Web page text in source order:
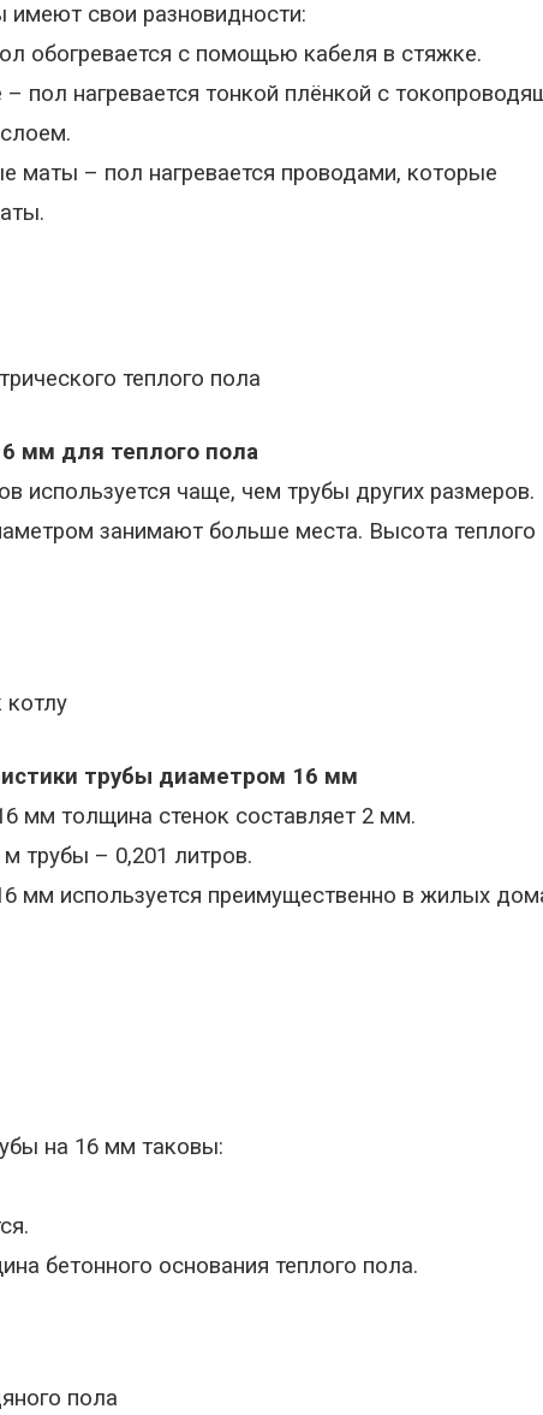
имеют свои разновидности:
обогревается с помощью кабеля в стяжке.
пол нагревается тонкой плёнкой с
маты – пол нагревается проводами, которые
теплого пола
мм для теплого пола
используется чаще, чем трубы других размеров.
занимают больше места. Высота теплого
трубы диаметром 16 мм
мм толщина стенок составляет 2 мм.
м трубы – 0,201 литров.
мм используется преимущественно в жилых
на 16 мм таковы:
бетонного основания теплого пола.
пола